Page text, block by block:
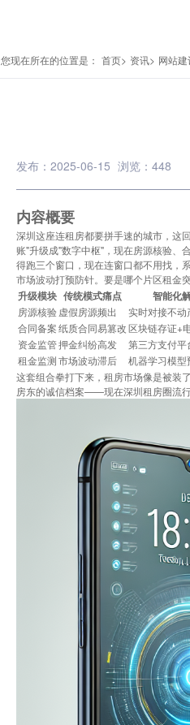
您现在所在的位置是： 首页> 资讯> 网站建
发布：2025-06-15 浏览：448
内容概要
深圳这座连租房都要拼手速的城市，
账"升级成"数字中枢"，现在房源核验、
得跑三个窗口，现在连窗口都不用找，
市场波动打预防针。要是哪个片区租金
升级模块 传统模式痛点 智能化
房源核验虚假房源频出
实时对接不动
合同备案 纸质合同易篡改 区块链存证+
资金监管押金纠纷高发
第三方支付
租金监测 市场波动滞后
机器学习模型
这套组合拳打下来，租房市场像是被装
房东的诚信档案——现在深圳租房圈流